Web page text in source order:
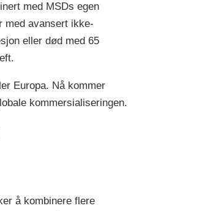
med MSDs egen
med avansert ikke-
eller død med 65
Europa. Nå kommer
kommersialiseringen.
å kombinere flere